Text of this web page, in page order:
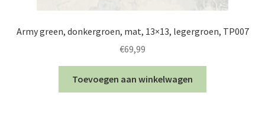
Army green, donkergroen, mat, 13×13, legergroen, TP007
€69,99
Toevoegen aan winkelwagen